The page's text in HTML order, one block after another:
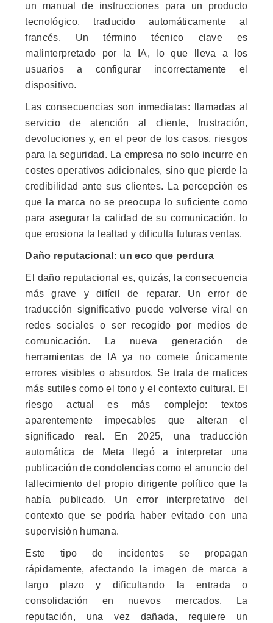
un manual de instrucciones para un producto
tecnológico, traducido automáticamente al
francés. Un término técnico clave es
malinterpretado por la IA, lo que lleva a los
usuarios a configurar incorrectamente el
dispositivo.
Las consecuencias son inmediatas: llamadas al
servicio de atención al cliente, frustración,
devoluciones y, en el peor de los casos, riesgos
para la seguridad. La empresa no solo incurre en
costes operativos adicionales, sino que pierde la
credibilidad ante sus clientes. La percepción es
que la marca no se preocupa lo suficiente como
para asegurar la calidad de su comunicación, lo
que erosiona la lealtad y dificulta futuras ventas.
Daño reputacional: un eco que perdura
El daño reputacional es, quizás, la consecuencia
más grave y difícil de reparar. Un error de
traducción significativo puede volverse viral en
redes sociales o ser recogido por medios de
comunicación. La nueva generación de
herramientas de IA ya no comete únicamente
errores visibles o absurdos. Se trata de matices
más sutiles como el tono y el contexto cultural. El
riesgo actual es más complejo: textos
aparentemente impecables que alteran el
significado real. En 2025, una traducción
automática de Meta llegó a interpretar una
publicación de condolencias como el anuncio del
fallecimiento del propio dirigente político que la
había publicado. Un error interpretativo del
contexto que se podría haber evitado con una
supervisión humana.
Este tipo de incidentes se propagan
rápidamente, afectando la imagen de marca a
largo plazo y dificultando la entrada o
consolidación en nuevos mercados. La
reputación, una vez dañada, requiere un